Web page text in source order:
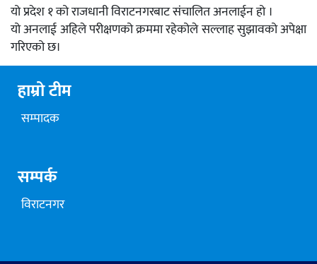
यो प्रदेश १ को राजधानी विराटनगरबाट संचालित अनलाईन हो ।
यो अनलाई अहिले परीक्षणको क्रममा रहेकोले सल्लाह सुझावको अपेक्षा
गरिएको छ।
हाम्रो टीम
सम्पादक
सम्पर्क
विराटनगर